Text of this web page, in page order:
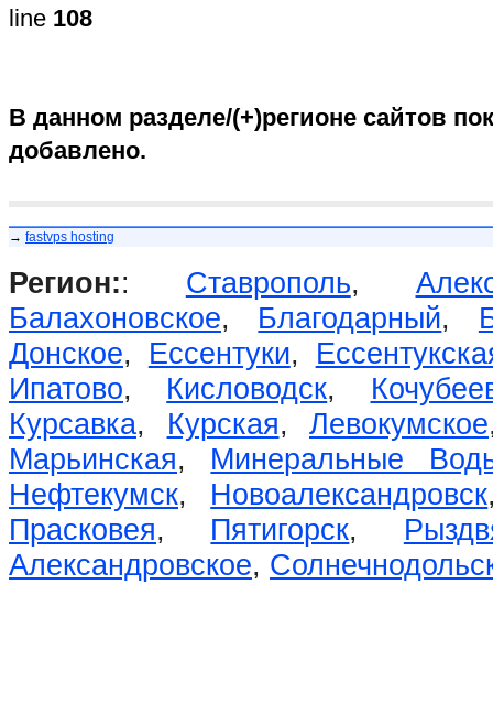
line 108
В данном разделе/(+)регионе сайтов
добавлено.
→ fastvps hosting
Регион:: Ставрополь,
Балахоновское, Благодарный,
Донское, Ессентуки,
Ипатово, Кисловодск,
Курсавка, Курская, Левокумское
Марьинская, Минеральные
Нефтекумск, Новоалександровск
Прасковея, Пятигорск,
Александровское,